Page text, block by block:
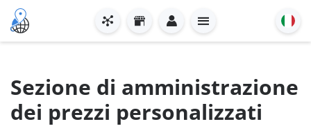
Sezione di amministrazione
dei prezzi personalizzati